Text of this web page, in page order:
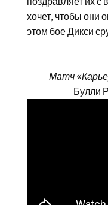
хочет, чтобы они
этом бое Дикси
Матч
Булли